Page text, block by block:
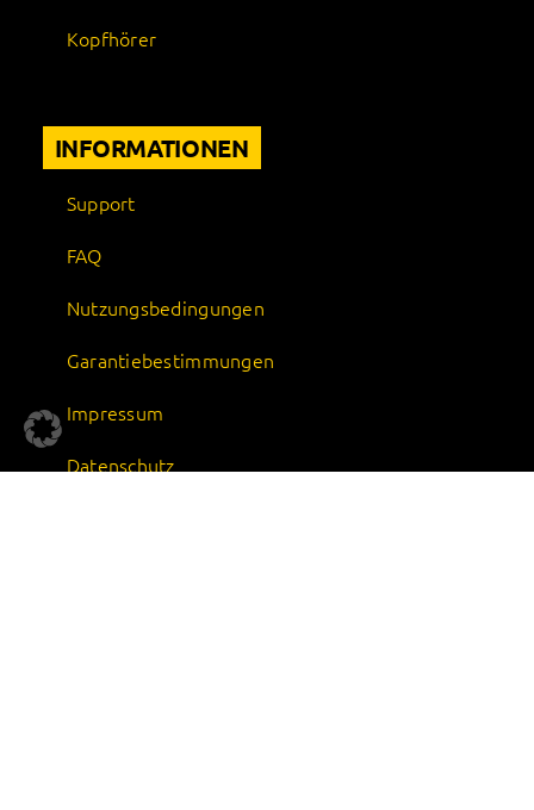
Kopfhörer
INFORMATIONEN
Support
FAQ
Nutzungsbedingungen
Garantiebestimmungen
Impressum
Datenschutz